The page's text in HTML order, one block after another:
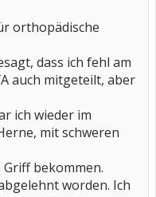
orthopädische
dass ich fehl am
auch mitgeteilt, aber
ich wieder im
mit schweren
bekommen.
worden. Ich